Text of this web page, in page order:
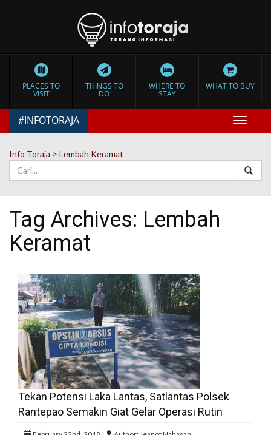
PLACES TO
VISIT
THINGS TO
DO
WHERE TO
STAY
WHAT TO BUY
Toggle
#INFOTORAJA
Info Toraja > Lembah Keramat
Tag Archives: Lembah
Keramat
Tekan Potensi Laka Lantas, Satlantas Polsek
Rantepao Semakin Giat Gelar Operasi Rutin